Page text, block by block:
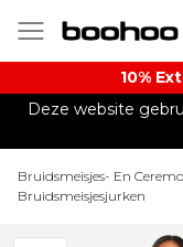
10%
Deze website
Bruidsmeisjes- En
Bruidsmeisjesjurken